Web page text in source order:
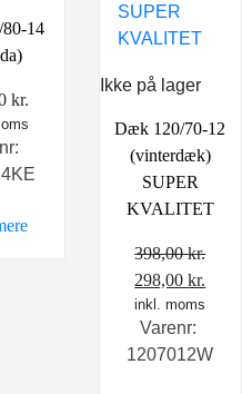
14
kr.
Ikke på lager
Dæk 120/70-12
(vinterdæk)
SUPER
KVALITET
398,00kr.
Den
oprindelige
pris
var:
298,00kr.
er:
inkl. moms
Varenr:
1207012W